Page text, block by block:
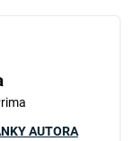
AUTORA